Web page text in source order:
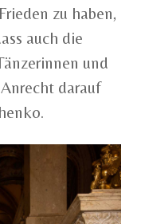
zu haben,
auch die
und
darauf